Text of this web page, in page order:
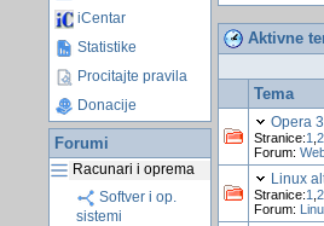
iCentar
Statistike
Procitajte pravila
Donacije
Forumi
Racunari i oprema
Softver i op.
sistemi
Aktivne
Tema
Opera
Stranice:1 2
Forum:
Linux
Stranice:1 2,
Forum: